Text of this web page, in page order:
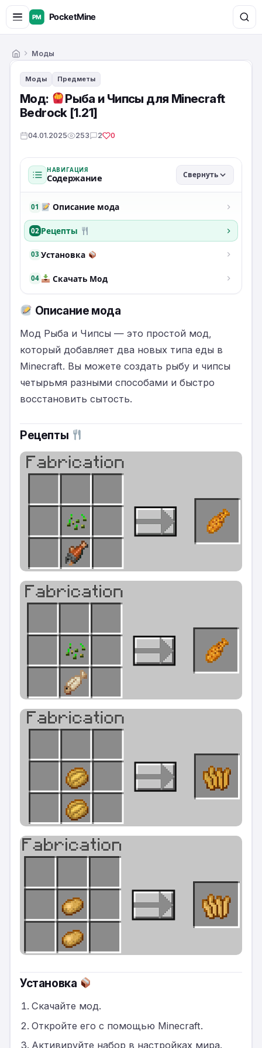
ГлавнаяМоды
Моды Предметы
Мод:
Рыба и Чипсы для Minecraft
Bedrock [1.21]
04.01.2025 253 2 0
НАВИГАЦИЯ
Содержание Свернуть
01 Описание мода
02 Рецепты
03 Установка
04 Скачать Мод
Описание мода
Мод Рыба и Чипсы — это простой мод,
который добавляет два новых типа еды в
Minecraft. Вы можете создать рыбу и чипсы
четырьмя разными способами и быстро
восстановить сытость.
Рецепты
Установка
Скачайте мод.
Откройте его с помощью Minecraft.
Активируйте набор в настройках мира.